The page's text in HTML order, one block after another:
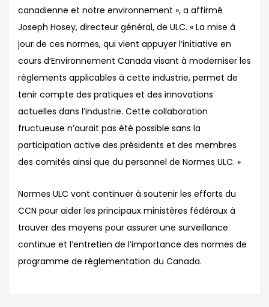
canadienne et notre environnement », a affirmé
Joseph Hosey, directeur général, de ULC. « La mise à
jour de ces normes, qui vient appuyer l’initiative en
cours d’Environnement Canada visant à moderniser les
règlements applicables à cette industrie, permet de
tenir compte des pratiques et des innovations
actuelles dans l’industrie. Cette collaboration
fructueuse n’aurait pas été possible sans la
participation active des présidents et des membres
des comités ainsi que du personnel de Normes ULC. »
Normes ULC vont continuer à soutenir les efforts du
CCN pour aider les principaux ministères fédéraux à
trouver des moyens pour assurer une surveillance
continue et l’entretien de l’importance des normes de
programme de réglementation du Canada.